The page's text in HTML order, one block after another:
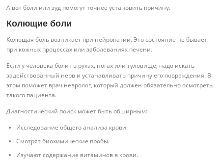
А вот боли или зуд помогут точнее установить причину.
Колющие боли
Колющая боль возникает при нейропатии. Это состояние не бывает
при кожных процессах или заболеваниях печени.
Если у человека болит в руках, ногах или туловище, надо искать
задействованный нерв и устанавливать причину его повреждения. В
этом поможет врач невролог, который должен обязательно осмотреть
такого пациента.
Диагностический поиск может быть обширным:
Исследование общего анализа крови.
Смотрят биохимические пробы.
Изучают содержание витаминов в крови.